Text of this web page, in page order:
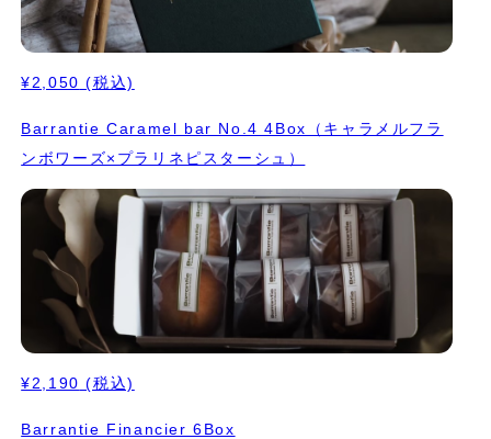
¥2,050 (税込)
Barrantie Caramel bar No.4 4Box（キャラメルフラ
ンボワーズ×プラリネピスターシュ）
¥2,190 (税込)
Barrantie Financier 6Box